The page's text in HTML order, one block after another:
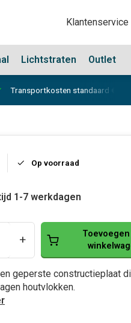
Klantenservice
Lichtstraten Outlet
Transportkosten standaard
Op voorraad
1-7 werkdagen
+
Toevoegen
geperste constructieplaat
houtvlokken.